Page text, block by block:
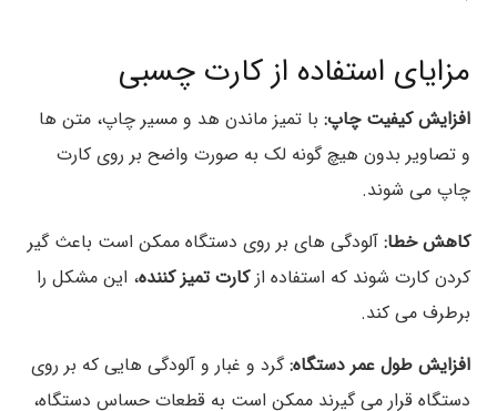
مزایای استفاده از کارت چسبی
افزایش کیفیت چاپ: با تمیز ماندن هد و مسیر چاپ، متن ها
و تصاویر بدون هیچ گونه لک به صورت واضح بر روی کارت
چاپ می شوند.
کاهش خطا: آلودگی های بر روی دستگاه ممکن است باعث گیر
کردن کارت شوند که استفاده ازکارت تمیز کننده، این مشکل را
برطرف می کند.
افزایش طول عمر دستگاه:گرد و غبار و آلودگی هایی که بر روی
دستگاه قرار می گیرند ممکن است به قطعات حساس دستگاه،